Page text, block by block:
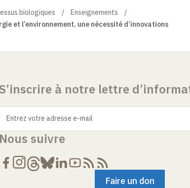
biologiques
Enseignements
et l’environnement, une nécessité d’innovations
à notre lettre
Entrez votre adresse e-mail
suivre
Faire un don